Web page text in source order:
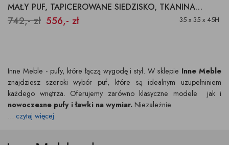
MAŁY PUF, TAPICEROWANE SIEDZISKO, TKANINA AQUACLEAN
742,- zł 556,- zł 35 x 35 x 45H
Inne Meble - pufy, które łączą wygodę i styl. W sklepie Inne Meble
znajdziesz szeroki wybór puf, które są idealnym uzupełniniem
każdego wnętrza. Oferujemy zarówno klasyczne modele jak i
nowoczesne pufy i ławki na wymiar. Niezależnie
... czytaj więcej